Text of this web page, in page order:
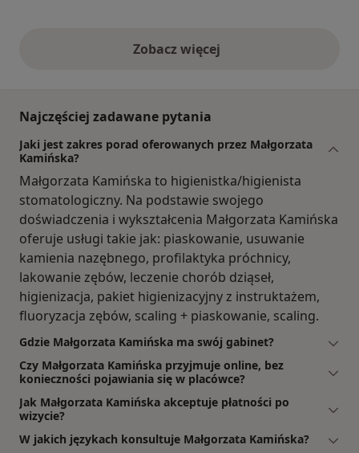
Zobacz więcejopinie powyżej
Najczęściej zadawane pytania
Jaki jest zakres porad oferowanych przez Małgorzata
Kamińska?
Małgorzata Kamińska to higienistka/higienista
stomatologiczny. Na podstawie swojego
doświadczenia i wykształcenia Małgorzata Kamińska
oferuje usługi takie jak: piaskowanie, usuwanie
kamienia nazębnego, profilaktyka próchnicy,
lakowanie zębów, leczenie chorób dziąseł,
higienizacja, pakiet higienizacyjny z instruktażem,
fluoryzacja zębów, scaling + piaskowanie, scaling.
Gdzie Małgorzata Kamińska ma swój gabinet?
Czy Małgorzata Kamińska przyjmuje online, bez
konieczności pojawiania się w placówce?
Jak Małgorzata Kamińska akceptuje płatności po
wizycie?
W jakich językach konsultuje Małgorzata Kamińska?